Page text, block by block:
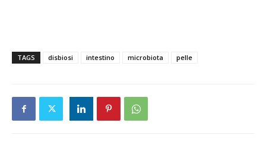
TAGS disbiosi intestino microbiota pelle